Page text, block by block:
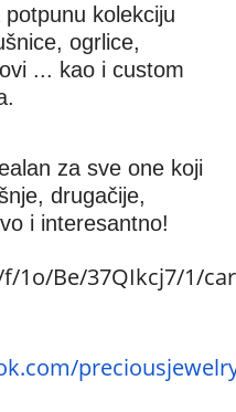
kolekciju
ogrlice,
... kao i custom
za sve one koji
drugačije,
i interesantno!